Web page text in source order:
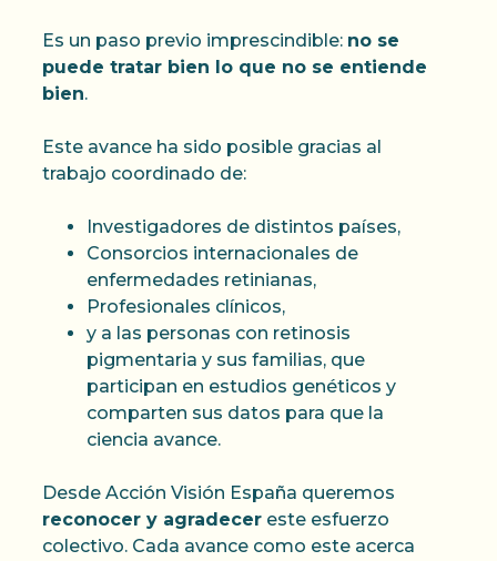
Es un paso previo imprescindible: no se
puede tratar bien lo que no se entiende
bien.
Este avance ha sido posible gracias al
trabajo coordinado de:
Investigadores de distintos países,
Consorcios internacionales de
enfermedades retinianas,
Profesionales clínicos,
y a las personas con retinosis
pigmentaria y sus familias, que
participan en estudios genéticos y
comparten sus datos para que la
ciencia avance.
Desde Acción Visión España queremos
reconocer y agradecer este esfuerzo
colectivo. Cada avance como este acerca